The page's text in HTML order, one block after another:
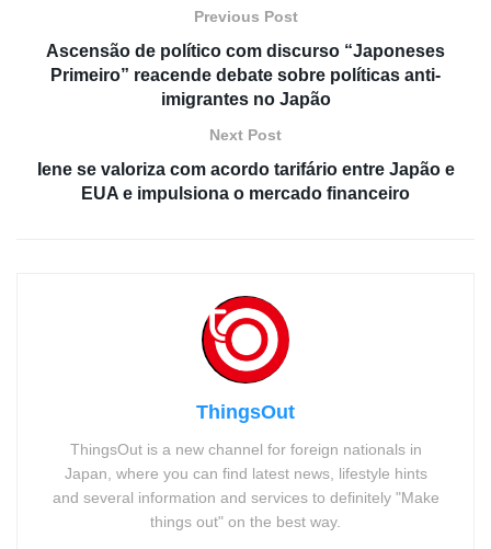
Previous Post
Ascensão de político com discurso “Japoneses
Primeiro” reacende debate sobre políticas anti-
imigrantes no Japão
Next Post
Iene se valoriza com acordo tarifário entre Japão e
EUA e impulsiona o mercado financeiro
ThingsOut
ThingsOut is a new channel for foreign nationals in
Japan, where you can find latest news, lifestyle hints
and several information and services to definitely "Make
things out" on the best way.